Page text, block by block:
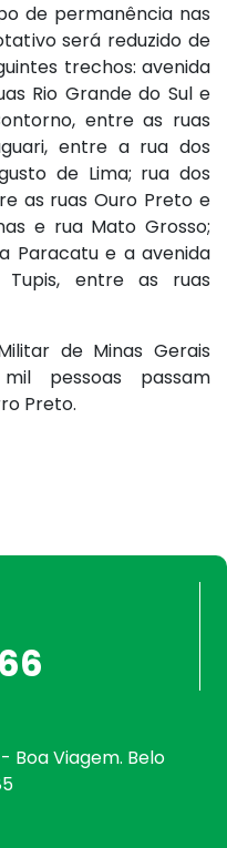
de permanência nas
será reduzido de
trechos: avenida
Rio Grande do Sul e
entre as ruas
entre a rua dos
de Lima; rua dos
as ruas Ouro Preto e
e rua Mato Grosso;
Paracatu e a avenida
entre as ruas
de Minas Gerais
pessoas passam
Preto.
Boa Viagem. Belo